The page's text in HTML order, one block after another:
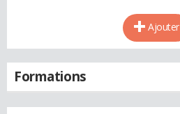
Ajouter
Formations